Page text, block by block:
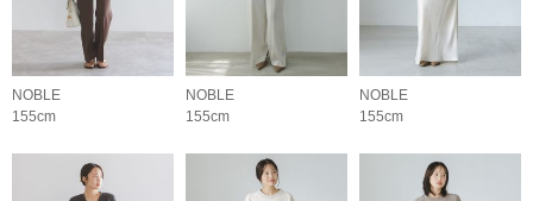
NOBLE
155cm
NOBLE
155cm
NOBLE
155cm